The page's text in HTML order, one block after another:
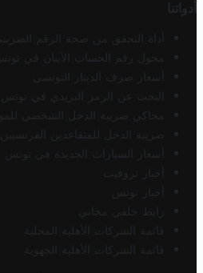
أدواتنا
أداة التحقق من صحة الرقم
محول رقم الحساب الآيبان في تونس
أسعار صرف الدينار التونسي
البحث عن الرمز البريدي في تونس
محاكي ضريبة الدخل الشخصي
ضريبة الدخل للمتقاعدين
أسعار السيارات الجديدة في تونس
أخبار تروفيت
أخبار تونس
رابط خلفي مجاني
قائمة الشركات الأهلية المحلية
قائمة الشركات الأهلية الجهوية